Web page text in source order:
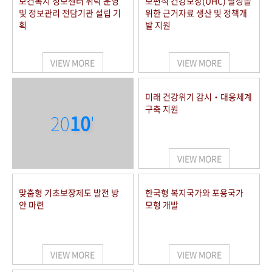
및 정보관리 전담기관 설립 기
획
VIEW MORE
위한 근거자료 생산 및 정책개
발 지원
VIEW MORE
2010'
미래 건강위기 감시‧대응체계
구축 지원
VIEW MORE
맞춤형 기초보장제도 발전 방
안 마련
VIEW MORE
한국형 복지국가와 포용국가
모형 개발
VIEW MORE